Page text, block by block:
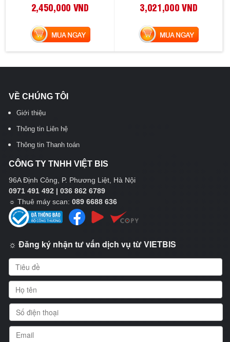
2,450,000 VND
MUA NGAY
3,021,000 VND
MUA NGAY
VỀ CHÚNG TÔI
Giới thiệu
Thông tin Liên hệ
Thông tin Thanh toán
CÔNG TY TNHH VIỆT BIS
96A Định Công, P. Phương Liệt, Hà Nội
0971 491 492 | 036 862 6789
☼ Thuê máy scan: 089 6688 636
☼ Đăng ký nhận tư vấn dịch vụ từ VIETBIS